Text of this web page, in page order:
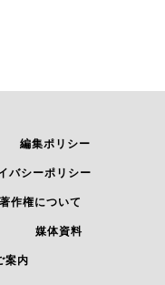
編集ポリシー
バシーポリシー
著作権について
媒体資料
案内